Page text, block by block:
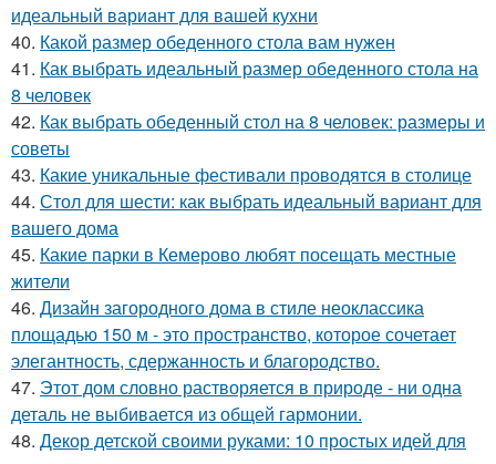
идеальный вариант для вашей кухни
40. Какой размер обеденного стола вам нужен
41. Как выбрать идеальный размер обеденного стола на
8 человек
42. Как выбрать обеденный стол на 8 человек: размеры и
советы
43. Какие уникальные фестивали проводятся в столице
44. Стол для шести: как выбрать идеальный вариант для
вашего дома
45. Какие парки в Кемерово любят посещать местные
жители
46. Дизайн загородного дома в стиле неоклассика
площадью 150 м - это пространство, которое сочетает
элегантность, сдержанность и благородство.
47. Этот дом словно растворяется в природе - ни одна
деталь не выбивается из общей гармонии.
48. Декор детской своими руками: 10 простых идей для